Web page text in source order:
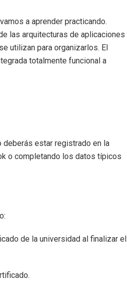
a aprender practicando.
las arquitecturas de aplicaciones
utilizan para organizarlos. El
totalmente funcional a
estar registrado en la
o completando los datos típicos
de la universidad al finalizar el